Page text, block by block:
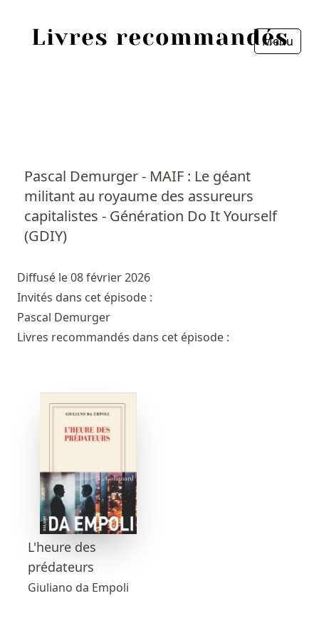
Menu
Pascal Demurger - MAIF : Le géant
militant au royaume des assureurs
capitalistes - Génération Do It Yourself
(GDIY)
Diffusé le 08 février 2026
Invités dans cet épisode :
Pascal Demurger
Livres recommandés dans cet épisode :
L'heure des
prédateurs
Giuliano da Empoli
Personnes
Livres
Livres les plus recommandés
Prix littéraires
Fermer